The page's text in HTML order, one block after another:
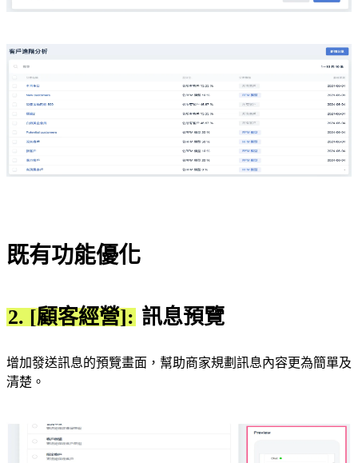
既有功能優化
2. [顧客經營]: 訊息預覽
增加發送訊息的預覽畫面，幫助商家規劃訊息內容更為簡單及
清楚。